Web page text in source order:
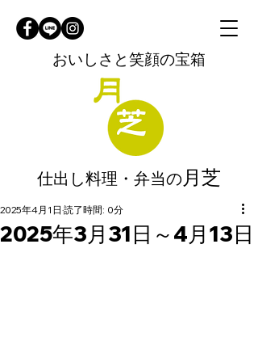
おいしさと笑顔の宝箱
仕出し料理・弁当の 月芝
2025年3月31日～4月13日
2025年4月1日 読了時間: 0分